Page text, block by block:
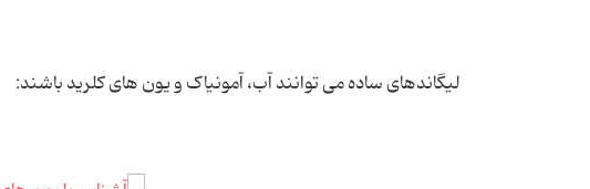
لیگاندهای ساده می توانند آب، آمونیاک و یون های کلرید باشند: